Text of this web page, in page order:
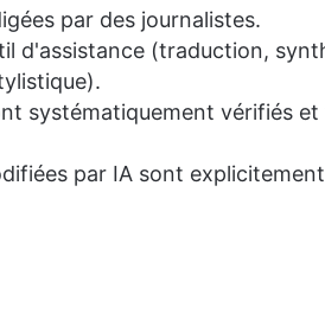
par des journalistes.
d'assistance (traduction,
systématiquement vérifiés et
par IA sont